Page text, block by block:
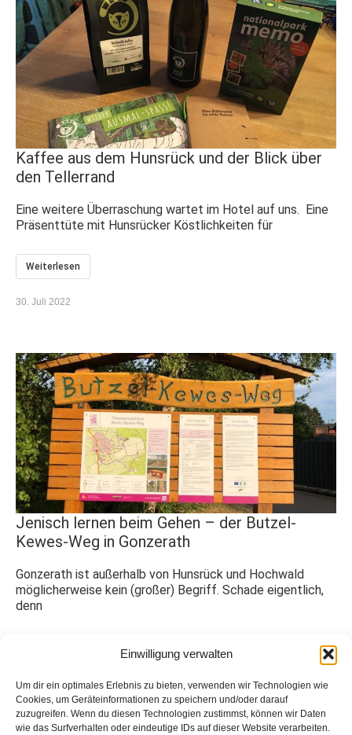
Einwilligung verwalten
Um dir ein optimales Erlebnis zu bieten, verwenden wir Technologien wie
Cookies, um Geräteinformationen zu speichern und/oder darauf
zuzugreifen. Wenn du diesen Technologien zustimmst, können wir Daten
wie das Surfverhalten oder eindeutige IDs auf dieser Website verarbeiten.
Kaffee aus dem Hunsrück und der Blick über
den Tellerrand
30. Juli 2022
Eine weitere Überraschung wartet im Hotel auf uns. Eine
Präsenttüte mit Hunsrücker Köstlichkeiten für
Weiterlesen
Jenisch lernen beim Gehen – der Butzel-
Kewes-Weg in Gonzerath
29. Juli 2022
Gonzerath ist außerhalb von Hunsrück und Hochwald
möglicherweise kein (großer) Begriff. Schade eigentlich,
denn